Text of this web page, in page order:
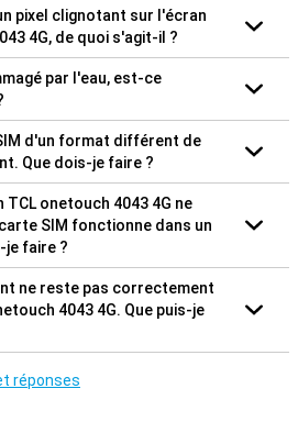
pixel clignotant sur l'écran
4G, de quoi s'agit-il ?
par l'eau, est-ce
d'un format différent de
Que dois-je faire ?
onetouch 4043 4G ne
SIM fonctionne dans un
je faire ?
ne reste pas correctement
4043 4G. Que puis-je
réponses